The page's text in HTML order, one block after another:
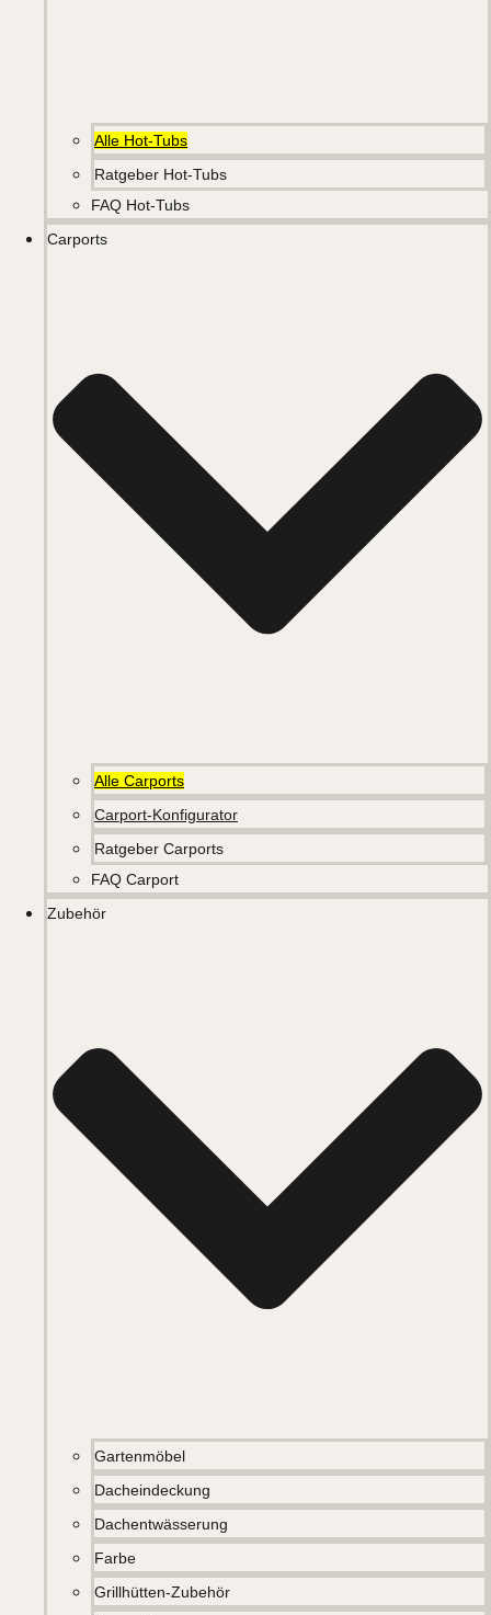
Alle Hot-Tubs
Ratgeber Hot-Tubs
FAQ Hot-Tubs
Carports
Alle Carports
Carport-Konfigurator
Ratgeber Carports
FAQ Carport
Zubehör
Gartenmöbel
Dacheindeckung
Dachentwässerung
Farbe
Grillhütten-Zubehör